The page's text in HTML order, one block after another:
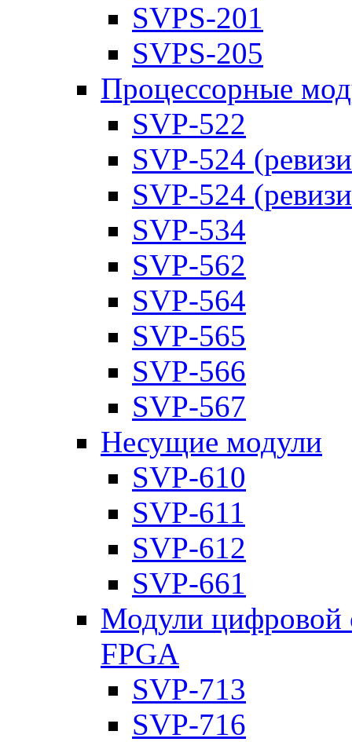
SVPS-201
SVPS-205
Процессорные
SVP-522
SVP-524
SVP-524
SVP-534
SVP-562
SVP-564
SVP-565
SVP-566
SVP-567
Несущие модули
SVP-610
SVP-611
SVP-612
SVP-661
Модули цифровой
FPGA
SVP-713
SVP-716